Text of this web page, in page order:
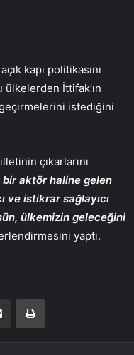
kapı politikasını
İttifak’ın
istediğini
çıkarlarını
bir aktör haline gelen
ve istikrar sağlayıcı
ülkemizin geleceğini
yaptı.
E-Posta ile paylaş Yazdır